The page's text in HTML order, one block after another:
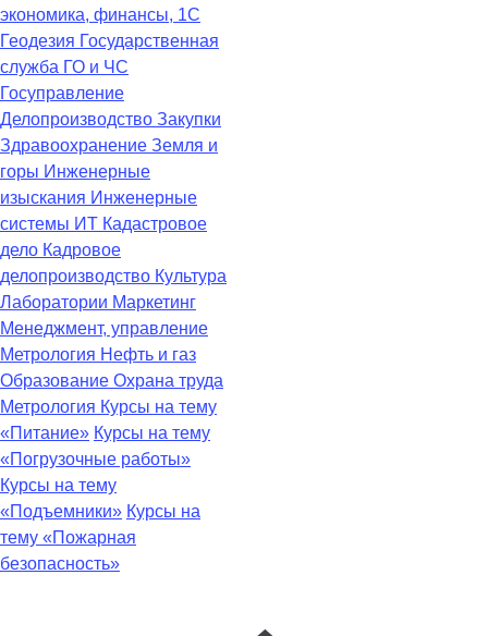
экономика, финансы, 1С
Геодезия Государственная
служба ГО и ЧС
Госуправление
Делопроизводство Закупки
Здравоохранение Земля и
горы Инженерные
изыскания Инженерные
системы ИТ Кадастровое
дело Кадровое
делопроизводство Культура
Лаборатории Маркетинг
Менеджмент, управление
Метрология Нефть и газ
Образование Охрана труда
Метрология Курсы на тему
«Питание» Курсы на тему
«Погрузочные работы»
Курсы на тему
«Подъемники» Курсы на
тему «Пожарная
безопасность»